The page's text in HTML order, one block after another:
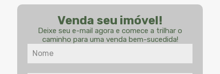
Venda seu imóvel!
Deixe seu e-mail agora e comece a trilhar o
caminho para uma venda bem-sucedida!